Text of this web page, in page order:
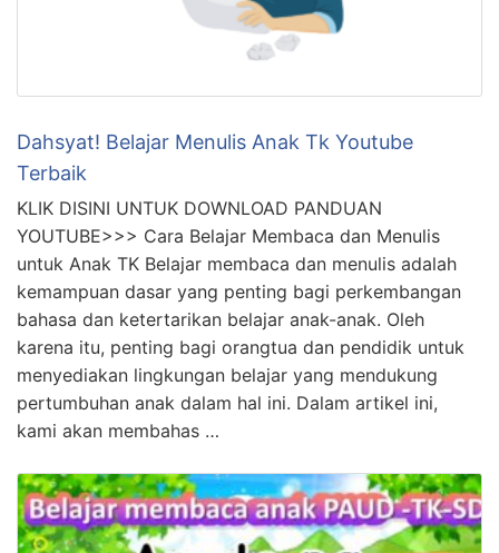
Dahsyat! Belajar Menulis Anak Tk Youtube
Terbaik
KLIK DISINI UNTUK DOWNLOAD PANDUAN
YOUTUBE>>> Cara Belajar Membaca dan Menulis
untuk Anak TK Belajar membaca dan menulis adalah
kemampuan dasar yang penting bagi perkembangan
bahasa dan ketertarikan belajar anak-anak. Oleh
karena itu, penting bagi orangtua dan pendidik untuk
menyediakan lingkungan belajar yang mendukung
pertumbuhan anak dalam hal ini. Dalam artikel ini,
kami akan membahas …